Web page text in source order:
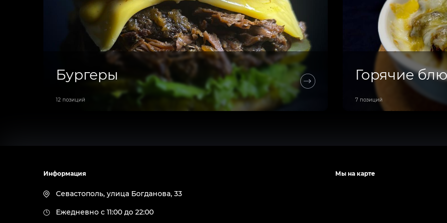
Бургеры
12 позиций
Горячие
7 позиций
Информация
Севастополь, улица Богданова, 33
Ежедневно с 11:00 до 22:00
Мы на карте